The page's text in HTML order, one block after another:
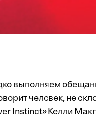
выполняем
человек, не
Instinct» Келли